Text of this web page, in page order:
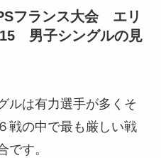
フランス大会 エリ
男子シングルの見
ルは有力選手が多くそ
戦の中で最も厳しい戦
です。